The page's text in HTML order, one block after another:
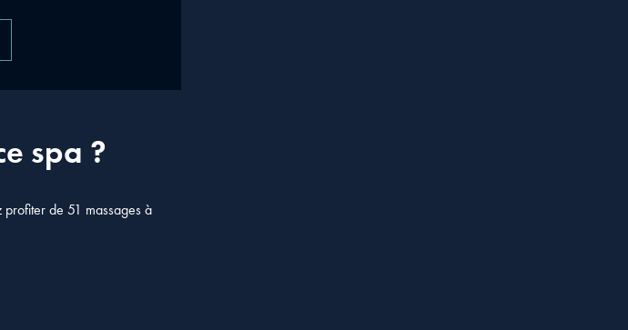
spa ?
profiter de 51 massages à